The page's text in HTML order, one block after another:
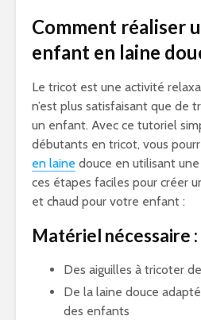
Comment réaliser
enfant en laine
Le tricot est une activité
n’est plus satisfaisant que de
un enfant. Avec ce tutoriel
débutants en tricot, vous
en laine douce en utilisant
ces étapes faciles pour créer
et chaud pour votre enfant :
Matériel nécessaire :
Des aiguilles à tricoter
De la laine douce
des enfants